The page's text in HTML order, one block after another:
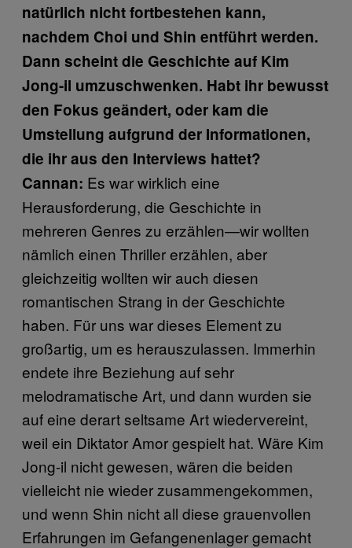
natürlich nicht fortbestehen kann,
nachdem Choi und Shin entführt werden.
Dann scheint die Geschichte auf Kim
Jong-il umzuschwenken. Habt ihr bewusst
den Fokus geändert, oder kam die
Umstellung aufgrund der Informationen,
die ihr aus den Interviews hattet?
Cannan: Es war wirklich eine
Herausforderung, die Geschichte in
mehreren Genres zu erzählen—wir wollten
nämlich einen Thriller erzählen, aber
gleichzeitig wollten wir auch diesen
romantischen Strang in der Geschichte
haben. Für uns war dieses Element zu
großartig, um es herauszulassen. Immerhin
endete ihre Beziehung auf sehr
melodramatische Art, und dann wurden sie
auf eine derart seltsame Art wiedervereint,
weil ein Diktator Amor gespielt hat. Wäre Kim
Jong-il nicht gewesen, wären die beiden
vielleicht nie wieder zusammengekommen,
und wenn Shin nicht all diese grauenvollen
Erfahrungen im Gefangenenlager gemacht